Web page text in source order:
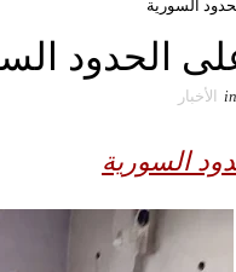
السورية
الحدود
in الأخبار
السورية